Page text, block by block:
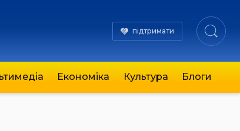
підтримати
Економіка Культура Блоги